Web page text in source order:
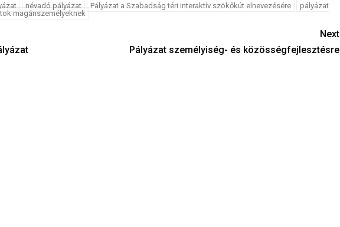
névadó pályázat Pályázat a Szabadság téri interaktív szökőkút elnevezésére
pályázat
magánszemélyeknek
Next
Pályázat személyiség- és közösségfejlesztésre